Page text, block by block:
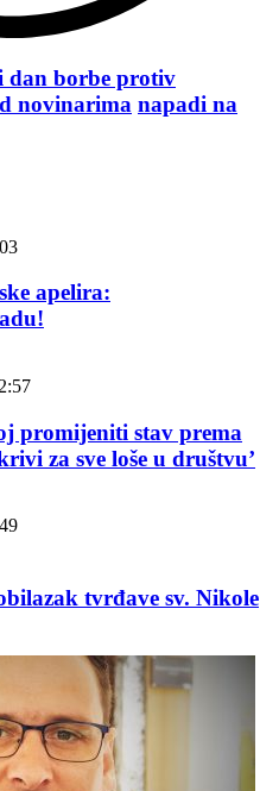
dan borbe protiv
novinarima napadi na
apelira:
promijeniti stav prema
za sve loše u društvu’
tvrđave sv. Nikole